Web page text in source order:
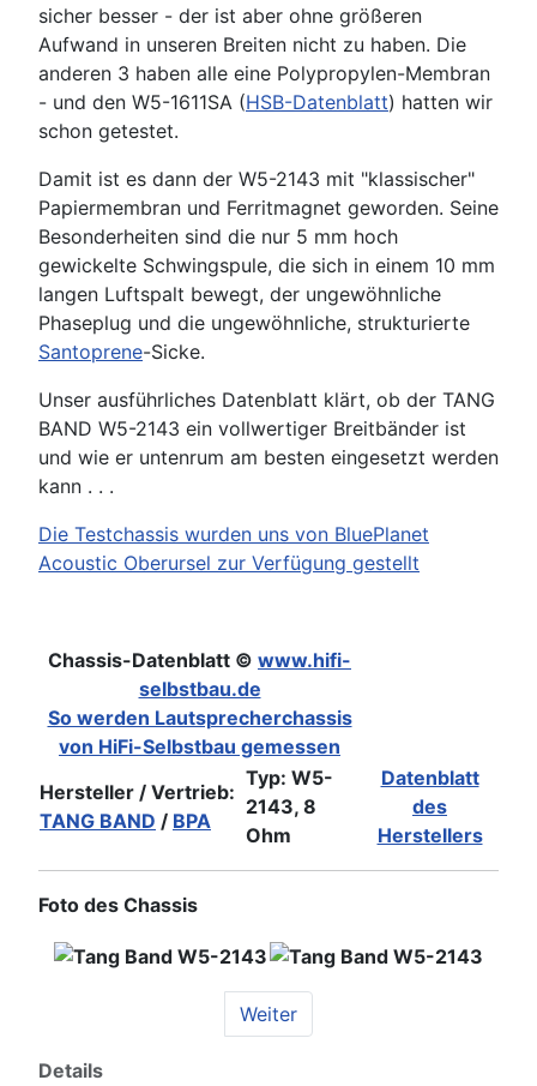
sicher besser - der ist aber ohne größeren
Aufwand in unseren Breiten nicht zu haben. Die
anderen 3 haben alle eine Polypropylen-Membran
- und den W5-1611SA (HSB-Datenblatt) hatten wir
schon getestet.
Damit ist es dann der W5-2143 mit "klassischer"
Papiermembran und Ferritmagnet geworden. Seine
Besonderheiten sind die nur 5 mm hoch
gewickelte Schwingspule, die sich in einem 10 mm
langen Luftspalt bewegt, der ungewöhnliche
Phaseplug und die ungewöhnliche, strukturierte
Santoprene-Sicke.
Unser ausführliches Datenblatt klärt, ob der TANG
BAND W5-2143 ein vollwertiger Breitbänder ist
und wie er untenrum am besten eingesetzt werden
kann . . .
Die Testchassis wurden uns von BluePlanet
Acoustic Oberursel zur Verfügung gestellt
Chassis-Datenblatt © www.hifi-
selbstbau.de
So werden Lautsprecherchassis
von HiFi-Selbstbau gemessen
Hersteller / Vertrieb:
TANG BAND / BPA
Typ: W5-
2143, 8
Ohm
Datenblatt
des
Herstellers
Foto des Chassis
Weiter
Details